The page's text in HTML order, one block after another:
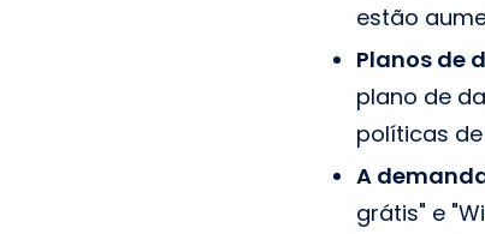
estão
Planos de
plano de
políticas
A
grátis" e